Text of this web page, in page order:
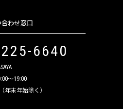
わせ窓口
6640
～19:00
年末年始除く）